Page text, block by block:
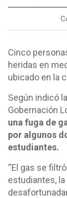
Cinco
heridas en
ubicado en la
Según indicó
Gobernación
una fuga de
por algunos
estudiantes.
“El gas se
estudiantes,